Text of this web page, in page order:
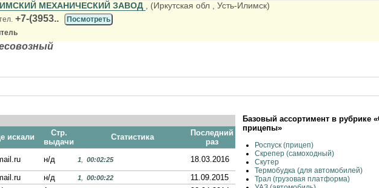
МЕХАНИЧЕСКИЙ ЗАВОД , (Иркутская обл , Усть-Илимск)
+7-(3953..
Посмотреть
искали
Стр.
выдачи
Статистика
Последний
раз
н/д 1 00:02:25
18.03.2016
н/д 1 00:00:22
11.09.2015
Базовый ассортимент в рубрике
прицепы»
Роспуск (прицеп)
Скрепер (самоходный)
Скутер
Термобудка (для автомобилей)
Трал (грузовая платформа)